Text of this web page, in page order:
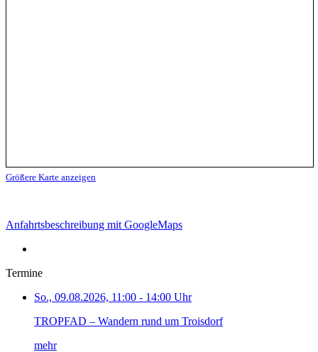
Größere Karte anzeigen
Anfahrtsbeschreibung mit GoogleMaps
Termine
So., 09.08.2026, 11:00 - 14:00 Uhr
TROPFAD – Wandern rund um Troisdorf
mehr